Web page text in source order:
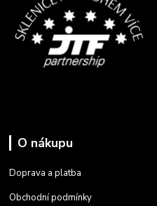
O nákupu
Doprava a platba
Obchodní podmínky